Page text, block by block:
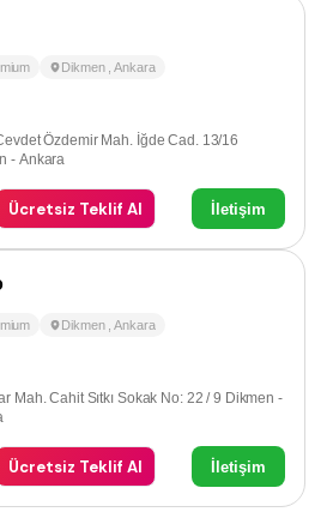
Dikmen ,Ankara
Özdemir Mah. İğde Cad. 13/16
- Ankara
Ücretsiz Teklif Al İletişim
Dikmen ,Ankara
Mah. Cahit Sıtkı Sokak No: 22 / 9 Dikmen -
Ücretsiz Teklif Al İletişim